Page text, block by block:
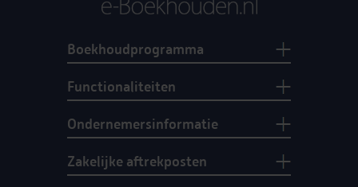
Boekhoudprogramma
Functionaliteiten
Ondernemersinformatie
Zakelijke aftrekposten